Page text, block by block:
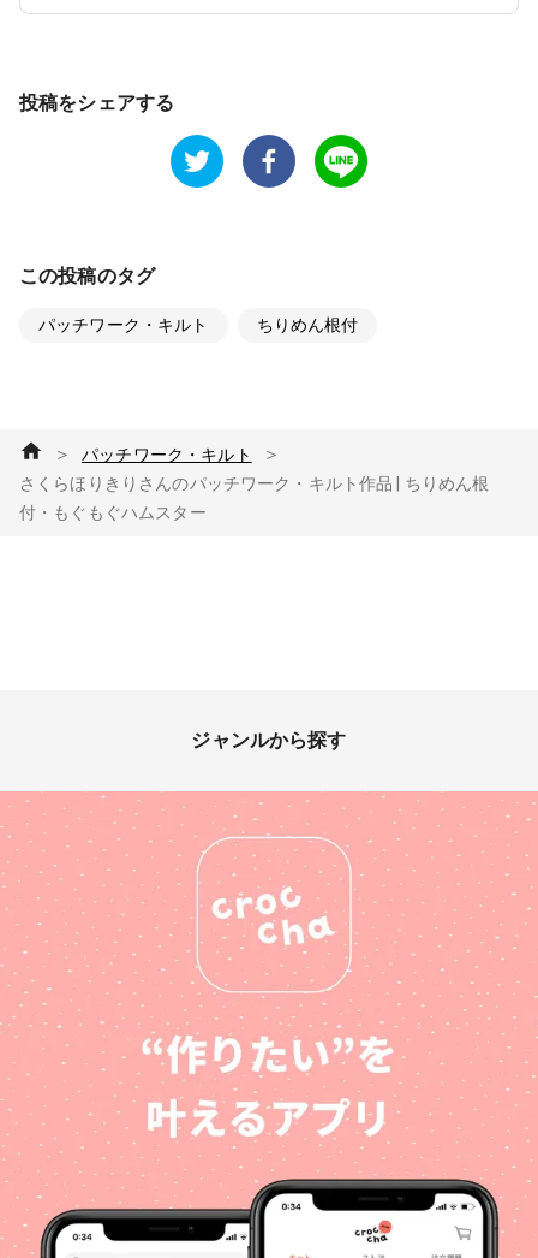
投稿をシェアする
この投稿のタグ
パッチワーク・キルト ちりめん根付
＞ パッチワーク・キルト ＞
さくらほりきりさんのパッチワーク・キルト作品 | ちりめん根
付・もぐもぐハムスター
ジャンルから探す